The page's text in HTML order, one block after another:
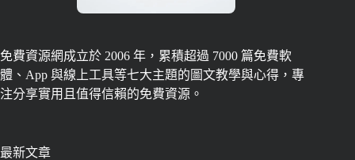
免費資源網成立於 2006 年，累積超過 7000 篇免費軟
體、App 與線上工具等七大主題的圖文教學與心得，專
注分享實用且值得信賴的免費資源。
最新文章